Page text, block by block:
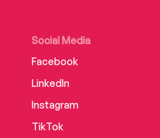
Social Media
Facebook
LinkedIn
Instagram
TikTok